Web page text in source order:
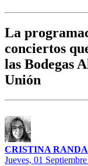
La
conciertos
las Bodegas
Unión
CRISTINA
Jueves, 01